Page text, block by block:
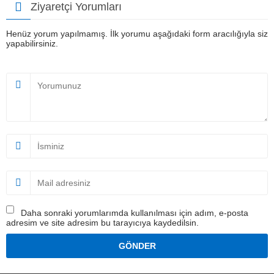
Ziyaretçi Yorumları
Henüz yorum yapılmamış. İlk yorumu aşağıdaki form aracılığıyla siz
yapabilirsiniz.
Daha sonraki yorumlarımda kullanılması için adım, e-posta
adresim ve site adresim bu tarayıcıya kaydedilsin.